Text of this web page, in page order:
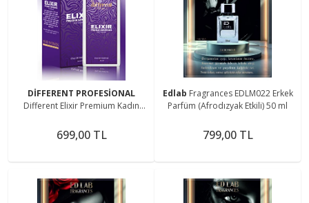
DİFFERENT PROFESİONAL
Different Elixir Premium Kadın
699,00 TL
Edlab Fragrances EDLM022 Erkek
Parfüm (Afrodızyak Etkili) 50 ml
799,00 TL